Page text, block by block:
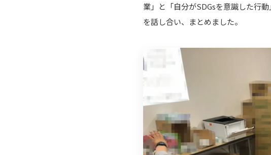
業」と「自分がSDGsを意識した行
を話し合い、まとめました。